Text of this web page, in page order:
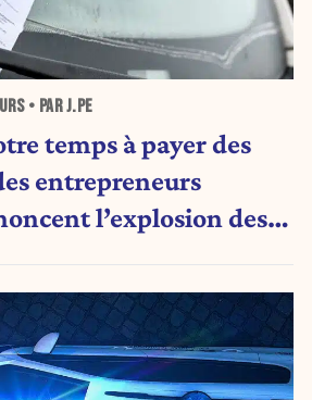
• PAR J.PE
temps à payer des
entrepreneurs
l’explosion des